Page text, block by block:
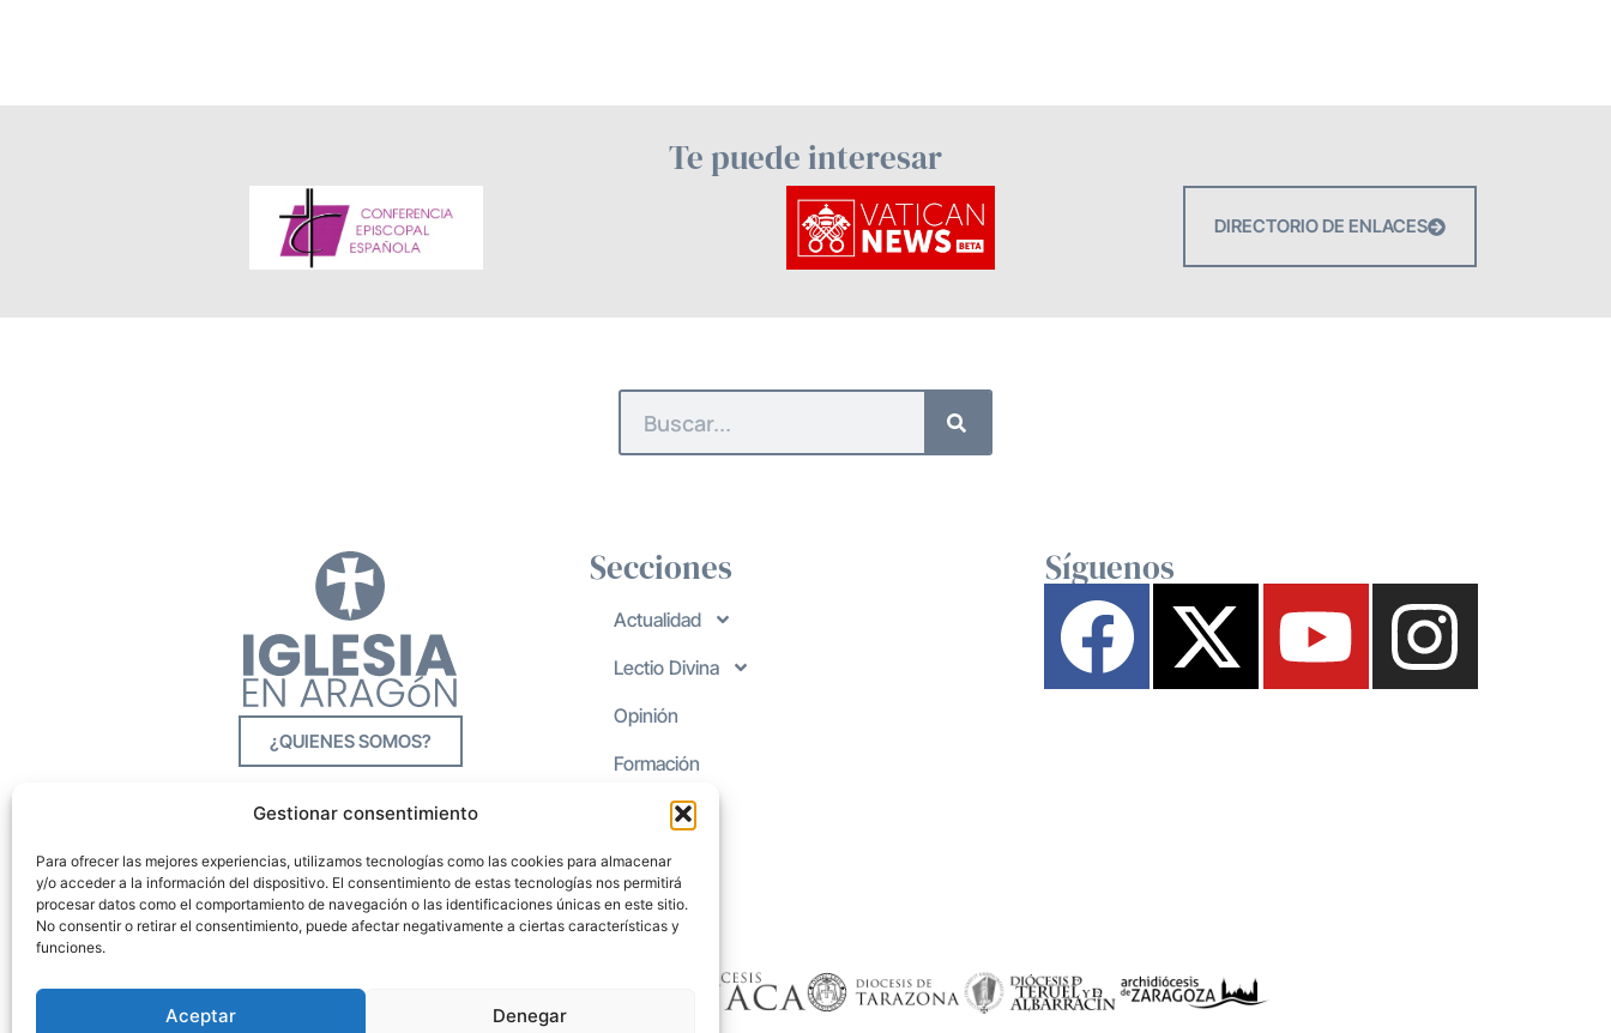
Gestionar consentimiento
Para ofrecer las mejores experiencias, utilizamos tecnologías como las cookies para almacenar
y/o acceder a la información del dispositivo. El consentimiento de estas tecnologías nos permitirá
procesar datos como el comportamiento de navegación o las identificaciones únicas en este sitio.
No consentir o retirar el consentimiento, puede afectar negativamente a ciertas características y
funciones.
Aceptar Denegar
Te puede interesar
DIRECTORIO DE ENLACES
¿QUIENES SOMOS?
Secciones
Actualidad
Lectio Divina
Opinión
Formación
Síguenos